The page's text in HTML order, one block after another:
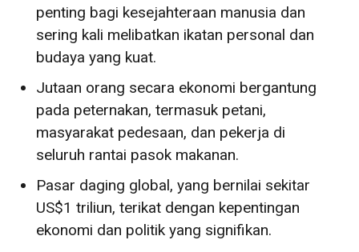
penting bagi kesejahteraan manusia dan
sering kali melibatkan ikatan personal dan
budaya yang kuat.
Jutaan orang secara ekonomi bergantung
pada peternakan, termasuk petani,
masyarakat pedesaan, dan pekerja di
seluruh rantai pasok makanan.
Pasar daging global, yang bernilai sekitar
US$1 triliun, terikat dengan kepentingan
ekonomi dan politik yang signifikan.